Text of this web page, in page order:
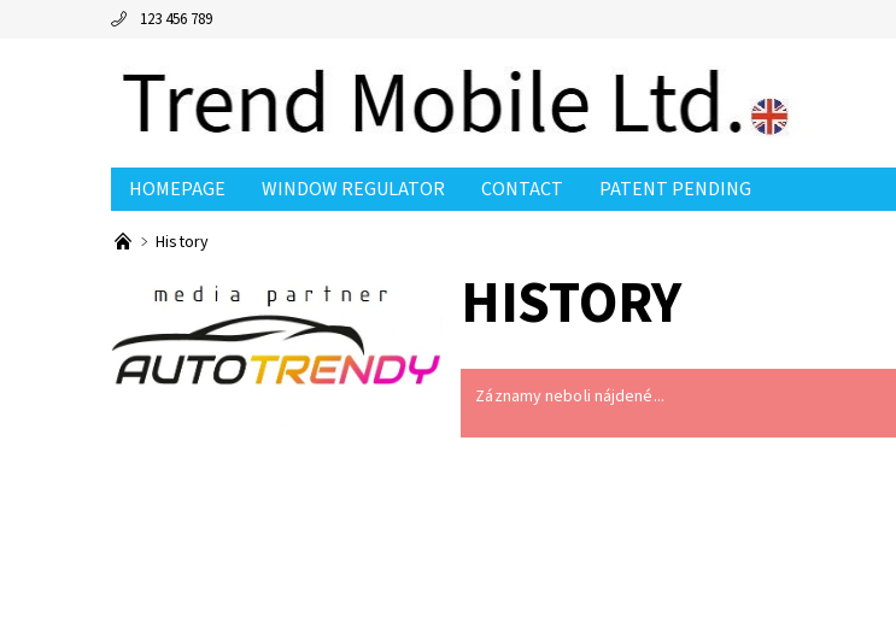
123 456 789
HOMEPAGE WINDOW REGULATOR CONTACT PATENT PENDING
History
HISTORY
Záznamy neboli nájdené...